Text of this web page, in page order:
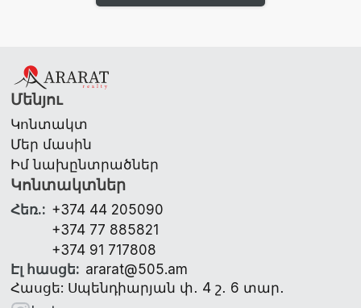
Մենյու
Կոնտակտ
Մեր մասին
Իմ նախընտրածներ
Կոնտակտներ
Հեռ.: +374 44 205090
+374 77 885821
+374 91 717808
Էլ հասցե: ararat@505.am
Հասցե: Սպենդիարյան փ․ 4 շ․ 6 տար․